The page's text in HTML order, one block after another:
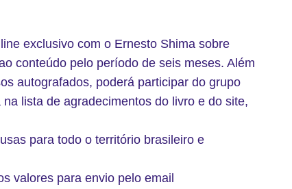
exclusivo com o Ernesto Shima sobre
conteúdo pelo período de seis meses. Além
autografados, poderá participar do grupo
lista de agradecimentos do livro e do site,
para todo o território brasileiro e
valores para envio pelo email